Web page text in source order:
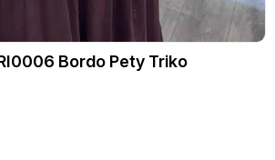
Bordo Pety Triko